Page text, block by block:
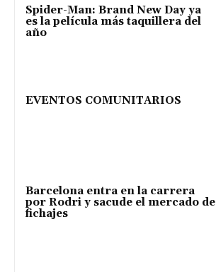
Spider-Man: Brand New Day ya
es la película más taquillera del
año
EVENTOS COMUNITARIOS
Barcelona entra en la carrera
por Rodri y sacude el mercado de
fichajes